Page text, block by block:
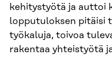
kehitystyötä ja auttoi
lopputuloksen pitäisi
työkaluja, toivoa
rakentaa yhteistyötä